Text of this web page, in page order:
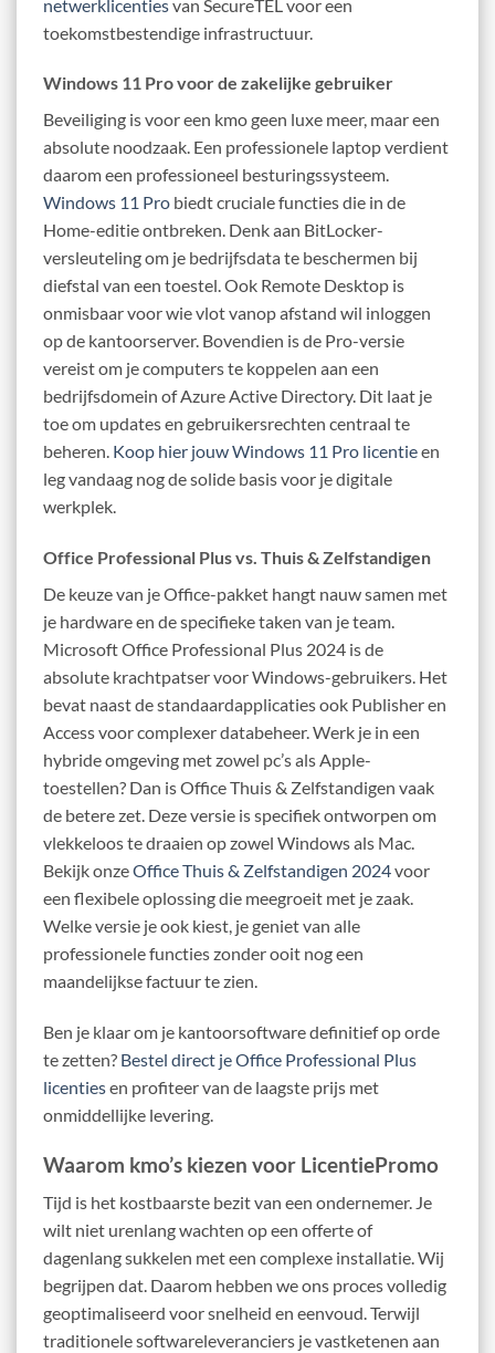
netwerklicentiesvan SecureTEL voor een
toekomstbestendige infrastructuur.
Windows 11 Pro voor de zakelijke gebruiker
Beveiliging is voor een kmo geen luxe meer, maar een
absolute noodzaak. Een professionele laptop verdient
daarom een professioneel besturingssysteem.
Windows 11 Pro biedt cruciale functies die in de
Home-editie ontbreken. Denk aan BitLocker-
versleuteling om je bedrijfsdata te beschermen bij
diefstal van een toestel. Ook Remote Desktop is
onmisbaar voor wie vlot vanop afstand wil inloggen
op de kantoorserver. Bovendien is de Pro-versie
vereist om je computers te koppelen aan een
bedrijfsdomein of Azure Active Directory. Dit laat je
toe om updates en gebruikersrechten centraal te
beheren. Koop hier jouw Windows 11 Pro licentieen
leg vandaag nog de solide basis voor je digitale
werkplek.
Office Professional Plus vs. Thuis & Zelfstandigen
De keuze van je Office-pakket hangt nauw samen met
je hardware en de specifieke taken van je team.
Microsoft Office Professional Plus 2024 is de
absolute krachtpatser voor Windows-gebruikers. Het
bevat naast de standaardapplicaties ook Publisher en
Access voor complexer databeheer. Werk je in een
hybride omgeving met zowel pc’s als Apple-
toestellen? Dan is Office Thuis & Zelfstandigen vaak
de betere zet. Deze versie is specifiek ontworpen om
vlekkeloos te draaien op zowel Windows als Mac.
Bekijk onzeOffice Thuis & Zelfstandigen 2024voor
een flexibele oplossing die meegroeit met je zaak.
Welke versie je ook kiest, je geniet van alle
professionele functies zonder ooit nog een
maandelijkse factuur te zien.
Ben je klaar om je kantoorsoftware definitief op orde
te zetten? Bestel direct je Office Professional Plus
licentiesen profiteer van de laagste prijs met
onmiddellijke levering.
Waarom kmo’s kiezen voor LicentiePromo
Tijd is het kostbaarste bezit van een ondernemer. Je
wilt niet urenlang wachten op een offerte of
dagenlang sukkelen met een complexe installatie. Wij
begrijpen dat. Daarom hebben we ons proces volledig
geoptimaliseerd voor snelheid en eenvoud. Terwijl
traditionele softwareleveranciers je vastketenen aan